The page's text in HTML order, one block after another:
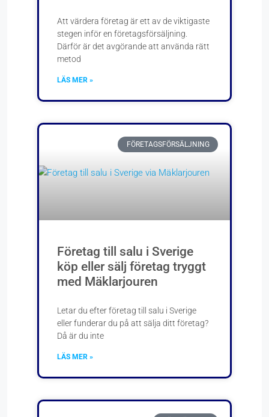
Att värdera företag är ett av de viktigaste
stegen inför en företagsförsäljning.
Därför är det avgörande att använda rätt
metod
LÄS MER »
FÖRETAGSFÖRSÄLJNING
Företag till salu i Sverige
köp eller sälj företag tryggt
med Mäklarjouren
Letar du efter företag till salu i Sverige
eller funderar du på att sälja ditt företag?
Då är du inte
LÄS MER »